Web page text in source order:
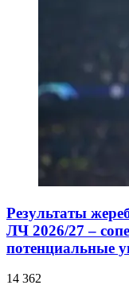
Результаты
ЛЧ 2026/27 –
потенциальные
14 362